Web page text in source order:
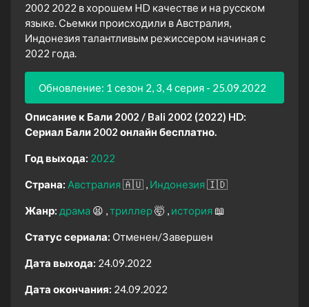
2002 2022 в хорошем HD качестве и на русском
языке. Сьемки происходили в Австралия,
Индонезия талантливым режиссером начиная с
2022 года.
Обновление: 1 сезон 2, 3, 4 серия - 25.09.2022
Описание к Бали 2002 / Bali 2002 (2022) HD:
Сериал Бали 2002 онлайн бесплатно.
Год выхода: 2022
Страна: Австралия🇦🇺 Индонезия🇮🇩
Жанр: драма 😫 триллер🤯 история 📖
Статус сериала: Отменен/Завершен
Дата выхода: 24.09.2022
Дата окончания: 24.09.2022